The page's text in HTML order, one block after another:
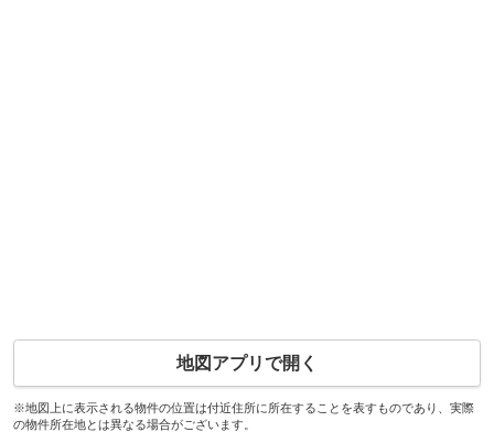
地図アプリで開く
※地図上に表示される物件の位置は付近住所に所在することを表すものであり、実際
の物件所在地とは異なる場合がございます。